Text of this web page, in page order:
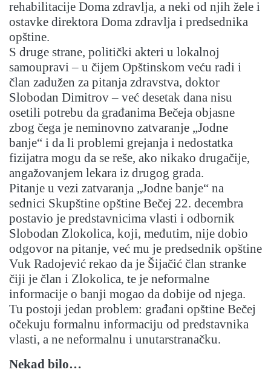
rehabilitacije Doma zdravlja, a neki od njih žele i
ostavke direktora Doma zdravlja i predsednika
opštine.
S druge strane, politički akteri u lokalnoj
samoupravi – u čijem Opštinskom veću radi i
član zadužen za pitanja zdravstva, doktor
Slobodan Dimitrov – već desetak dana nisu
osetili potrebu da građanima Bečeja objasne
zbog čega je neminovno zatvaranje „Jodne
banje“ i da li problemi grejanja i nedostatka
fizijatra mogu da se reše, ako nikako drugačije,
angažovanjem lekara iz drugog grada.
Pitanje u vezi zatvaranja „Jodne banje“ na
sednici Skupštine opštine Bečej 22. decembra
postavio je predstavnicima vlasti i odbornik
Slobodan Zlokolica, koji, međutim, nije dobio
odgovor na pitanje, već mu je predsednik opštine
Vuk Radojević rekao da je Šijačić član stranke
čiji je član i Zlokolica, te je neformalne
informacije o banji mogao da dobije od njega.
Tu postoji jedan problem: građani opštine Bečej
očekuju formalnu informaciju od predstavnika
vlasti, a ne neformalnu i unutarstranačku.
Nekad bilo…